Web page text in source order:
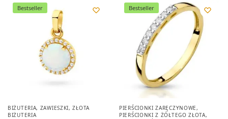
Bestseller
BIŻUTERIA, ZAWIESZKI,ZŁOTA
BIŻUTERIA
Bestseller
PIERŚCIONKI ZARĘCZYNOWE,
PIERŚCIONKI Z ŻÓŁTEGO ZŁOTA,